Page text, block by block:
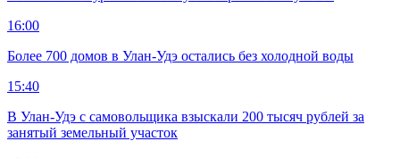
16:00
Более 700 домов в Улан-Удэ остались без холодной воды
15:40
В Улан-Удэ с самовольщика взыскали 200 тысяч рублей за
занятый земельный участок